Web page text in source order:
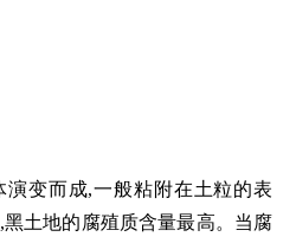
变而成,一般粘附在土粒的表
土地的腐殖质含量最高。当腐